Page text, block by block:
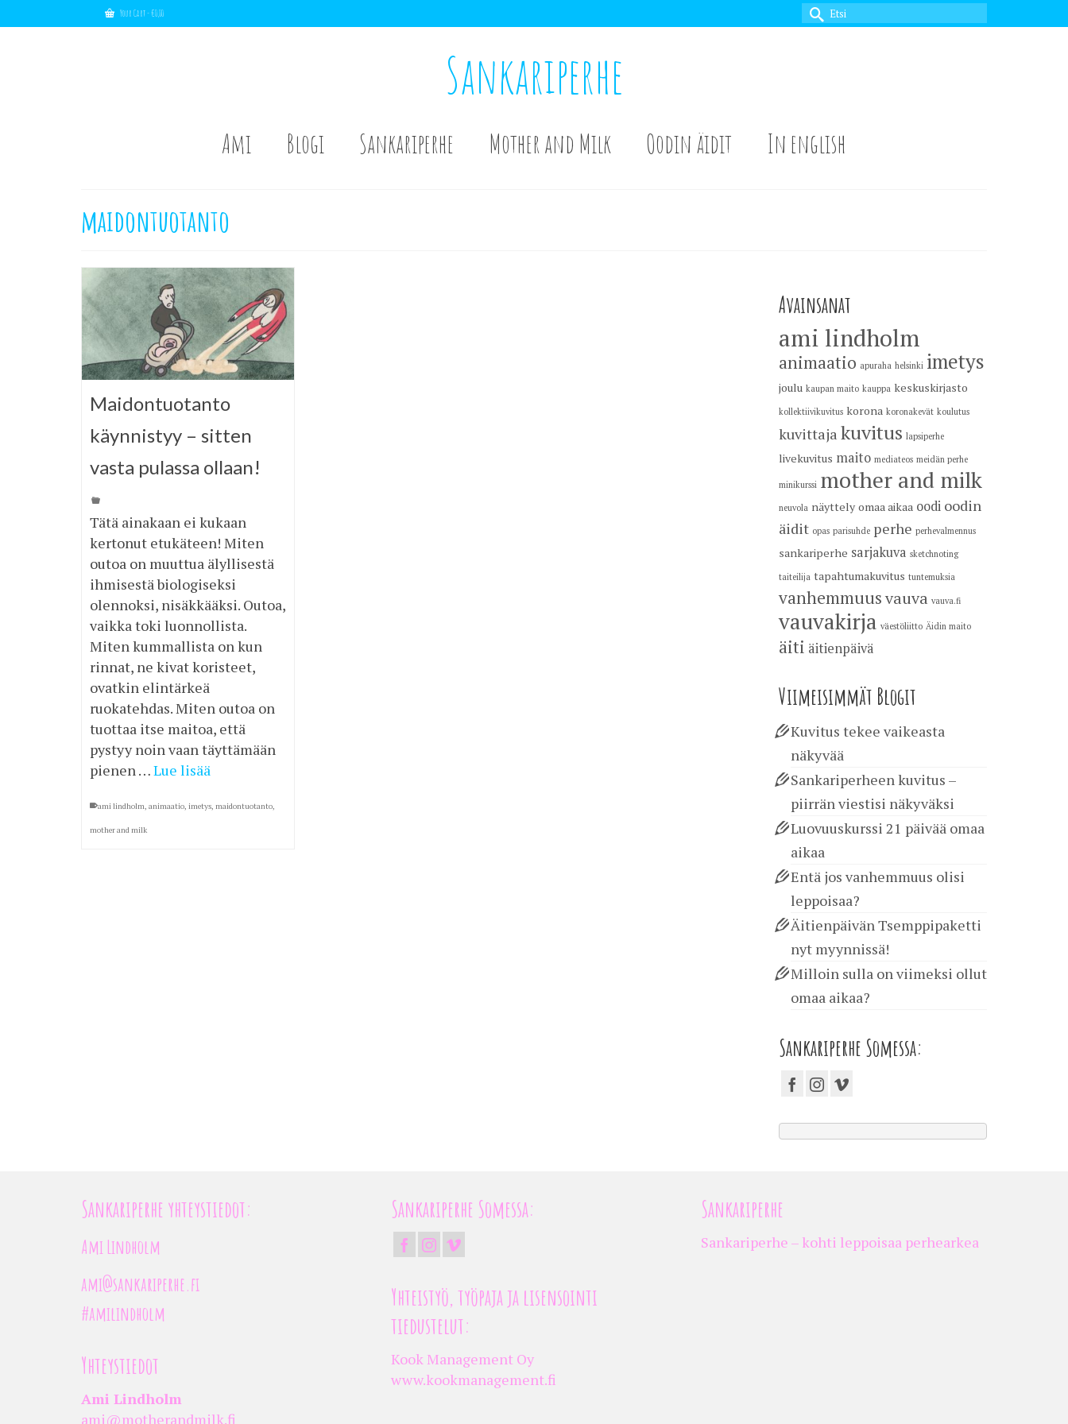
Your Cart-€0,00
Search
for:
Sankariperhe
Ami Blogi Sankariperhe Mother and Milk Oodin äidit In english
maidontuotanto
Maidontuotanto
käynnistyy – sitten
vasta pulassa ollaan!
Tätä ainakaan ei kukaan
kertonut etukäteen! Miten
outoa on muuttua älyllisestä
ihmisestä biologiseksi
olennoksi, nisäkkääksi. Outoa,
vaikka toki luonnollista.
Miten kummallista on kun
rinnat, ne kivat koristeet,
ovatkin elintärkeä
ruokatehdas. Miten outoa on
tuottaa itse maitoa, että
pystyy noin vaan täyttämään
pienen …Lue lisää
ami lindholm, animaatio, imetys, maidontuotanto,
mother and milk
Avainsanat
ami lindholm
animaatio apuraha helsinki imetys
joulu kaupan maito kauppa keskuskirjasto
kollektiivikuvitus korona koronakevät koulutus
kuvittaja kuvitus lapsiperhe
livekuvitus maito mediateos meidän perhe
minikurssi mother and milk
neuvola näyttely omaa aikaa oodi oodin
äidit opas parisuhde perhe perhevalmennus
sankariperhe sarjakuva sketchnoting
taiteilija tapahtumakuvitus tuntemuksia
vanhemmuusvauva vauva.fi
vauvakirja väestöliitto Äidin maito
äiti äitienpäivä
Viimeisimmät Blogit
Kuvitus tekee vaikeasta
näkyvää
Sankariperheen kuvitus –
piirrän viestisi näkyväksi
Luovuuskurssi 21 päivää omaa
aikaa
Entä jos vanhemmuus olisi
leppoisaa?
Äitienpäivän Tsemppipaketti
nyt myynnissä!
Milloin sulla on viimeksi ollut
omaa aikaa?
Sankariperhe Somessa:
Sankariperhe yhteystiedot:
Ami Lindholm
ami@sankariperhe.fi
#amilindholm
Yhteystiedot
Ami Lindholm
ami@motherandmilk.fi
Sankariperhe Somessa:
Yhteistyö, työpaja ja lisensointi
tiedustelut:
Kook Management Oy
www.kookmanagement.fi
Sankariperhe
Sankariperhe – kohti leppoisaa perhearkea